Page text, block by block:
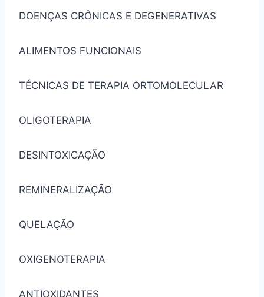
DOENÇAS CRÔNICAS E DEGENERATIVAS
ALIMENTOS FUNCIONAIS
TÉCNICAS DE TERAPIA ORTOMOLECULAR
OLIGOTERAPIA
DESINTOXICAÇÃO
REMINERALIZAÇÃO
QUELAÇÃO
OXIGENOTERAPIA
ANTIOXIDANTES